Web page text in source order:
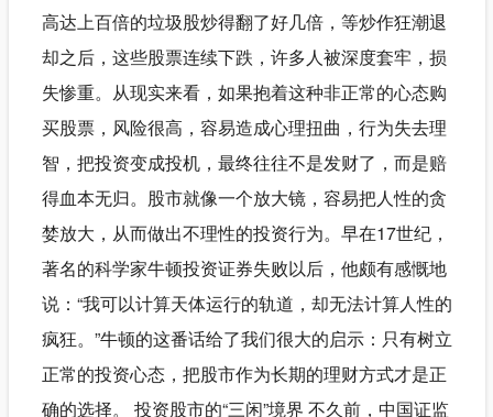
高达上百倍的垃圾股炒得翻了好几倍，等炒作狂潮退
却之后，这些股票连续下跌，许多人被深度套牢，损
失惨重。从现实来看，如果抱着这种非正常的心态购
买股票，风险很高，容易造成心理扭曲，行为失去理
智，把投资变成投机，最终往往不是发财了，而是赔
得血本无归。股市就像一个放大镜，容易把人性的贪
婪放大，从而做出不理性的投资行为。早在17世纪，
著名的科学家牛顿投资证券失败以后，他颇有感慨地
说：“我可以计算天体运行的轨道，却无法计算人性的
疯狂。”牛顿的这番话给了我们很大的启示：只有树立
正常的投资心态，把股市作为长期的理财方式才是正
确的选择。 投资股市的“三闲”境界 不久前，中国证监